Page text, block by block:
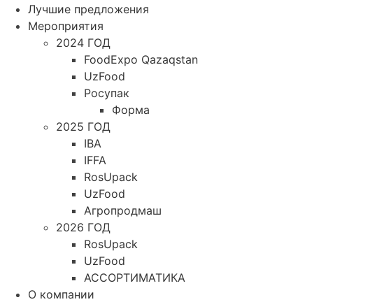
Лучшие предложения
Мероприятия
2024 ГОД
FoodExpo Qazaqstan
UzFood
Росупак
Форма
2025 ГОД
IBA
IFFA
RosUpack
UzFood
Агропродмаш
2026 ГОД
RosUpack
UzFood
АССОРТИМАТИКА
О компании